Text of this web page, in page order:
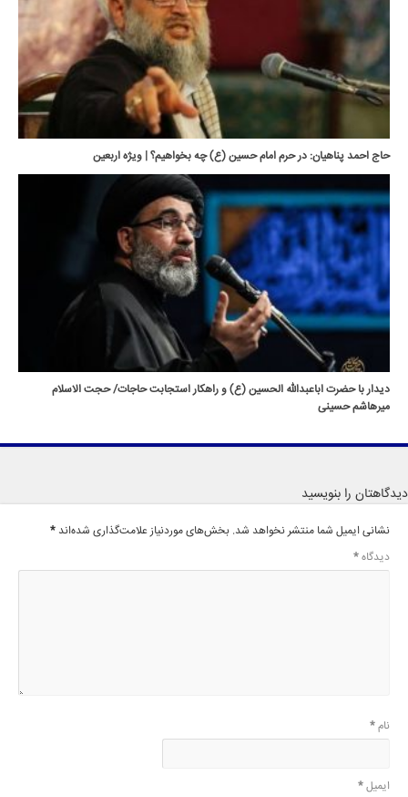
حاج احمد پناهیان: در حرم امام حسین (ع) چه بخواهیم؟ | ویژه اربعین
دیدار با حضرت اباعبدالله الحسین (ع) و راهکار استجابت حاجات/ حجت الاسلام
میرهاشم حسینی
دیدگاهتان را بنویسید
نشانی ایمیل شما منتشر نخواهد شد. بخش‌های موردنیاز علامت‌گذاری شده‌اند *
دیدگاه*
نام*
ایمیل*